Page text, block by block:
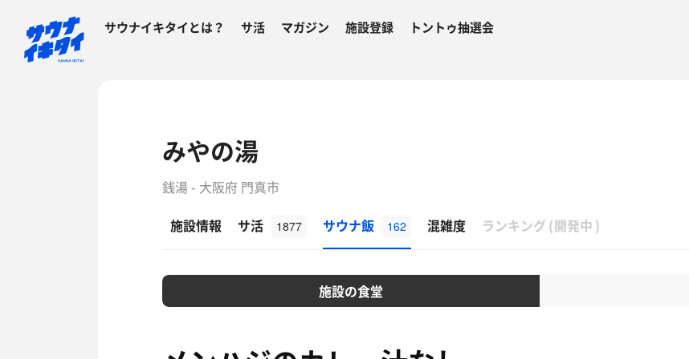
サウナイキタイとは？ サ活 マガジン 施設登録 トントゥ抽選会
みやの湯
銭湯 - 大阪府 門真市
施設情報
サ活 1877 サウナ飯 162 混雑度 ランキング (開発中 )
施設の食堂